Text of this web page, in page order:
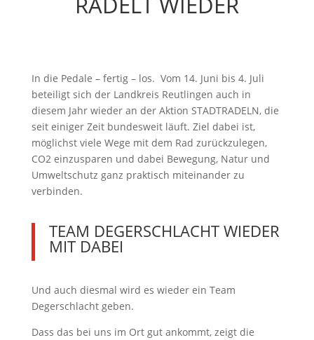
In die Pedale – fertig – los. Vom 14. Juni bis 4. Juli
beteiligt sich der Landkreis Reutlingen auch in
diesem Jahr wieder an der Aktion STADTRADELN, die
seit einiger Zeit bundesweit läuft. Ziel dabei ist,
möglichst viele Wege mit dem Rad zurückzulegen,
CO2 einzusparen und dabei Bewegung, Natur und
Umweltschutz ganz praktisch miteinander zu
verbinden.
TEAM DEGERSCHLACHT WIEDER
MIT DABEI
Und auch diesmal wird es wieder ein Team
Degerschlacht geben.
Dass das bei uns im Ort gut ankommt, zeigt die